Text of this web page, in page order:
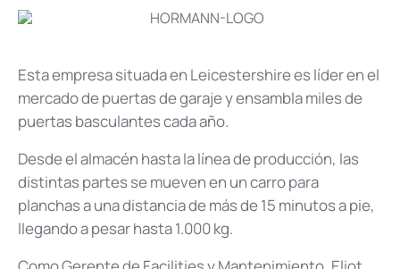
Esta empresa situada en Leicestershire es líder en el
mercado de puertas de garaje y ensambla miles de
puertas basculantes cada año.
Desde el almacén hasta la línea de producción, las
distintas partes se mueven en un carro para
planchas a una distancia de más de 15 minutos a pie,
llegando a pesar hasta 1.000 kg.